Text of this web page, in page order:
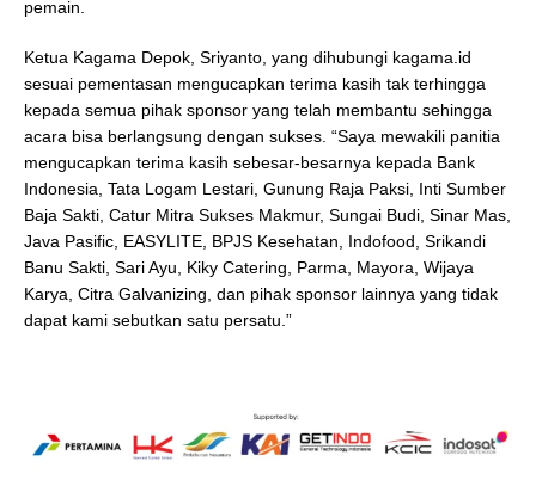
pemain.
Ketua Kagama Depok, Sriyanto, yang dihubungi kagama.id
sesuai pementasan mengucapkan terima kasih tak terhingga
kepada semua pihak sponsor yang telah membantu sehingga
acara bisa berlangsung dengan sukses. “Saya mewakili panitia
mengucapkan terima kasih sebesar-besarnya kepada Bank
Indonesia, Tata Logam Lestari, Gunung Raja Paksi, Inti Sumber
Baja Sakti, Catur Mitra Sukses Makmur, Sungai Budi, Sinar Mas,
Java Pasific, EASYLITE, BPJS Kesehatan, Indofood, Srikandi
Banu Sakti, Sari Ayu, Kiky Catering, Parma, Mayora, Wijaya
Karya, Citra Galvanizing, dan pihak sponsor lainnya yang tidak
dapat kami sebutkan satu persatu.”